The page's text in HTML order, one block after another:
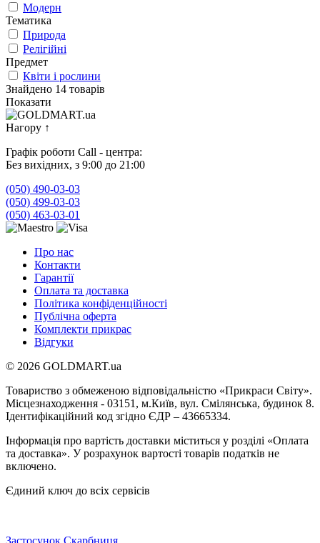
Модерн
Тематика
Природа
Релігійні
Предмет
Квіти і рослини
Знайдено 14 товарів
Показати
Нагору ↑
Графік роботи Call - центра:
Без вихідних, з 9:00 до 21:00
(050) 490-03-03
(050) 499-03-03
(050) 463-03-01
Про нас
Контакти
Гарантії
Оплата та доставка
Політика конфіденційності
Публічна оферта
Комплекти прикрас
Відгуки
© 2026 GOLDMART.ua
Товариство з обмеженою відповідальністю «Прикраси Світу».
Місцезнаходження - 03151, м.Київ, вул. Смілянська, будинок 8.
Ідентифікаційний код згідно ЄДР – 43665334.
Інформація про вартість доставки міститься у розділі «Оплата
та доставка». У розрахунок вартості товарів податків не
включено.
Єдиний ключ до всіх сервісів
Застосунок Скарбниця